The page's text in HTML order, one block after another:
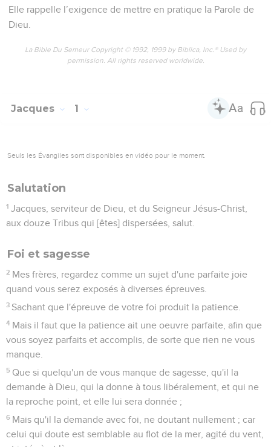
Elle rappelle l’exigence de mettre en pratique la Parole de
Dieu.
La Bible Du Semeur Copyright © 1992, 1999 by Biblica, Inc.® Used by
permission. All rights reserved worldwide.
Jacques 1
Seuls les Évangiles sont disponibles en vidéo pour le moment.
Salutation
1 Jacques, serviteur de Dieu, et du Seigneur Jésus-Christ,
aux douze Tribus qui [êtes] dispersées, salut.
Foi et sagesse
2 Mes frères, regardez comme un sujet d'une parfaite joie
quand vous serez exposés à diverses épreuves.
3 Sachant que l'épreuve de votre foi produit la patience.
4 Mais il faut que la patience ait une oeuvre parfaite, afin que
vous soyez parfaits et accomplis, de sorte que rien ne vous
manque.
5 Que si quelqu'un de vous manque de sagesse, qu'il la
demande à Dieu, qui la donne à tous libéralement, et qui ne
la reproche point, et elle lui sera donnée ;
6 Mais qu'il la demande avec foi, ne doutant nullement ; car
celui qui doute est semblable au flot de la mer, agité du vent,